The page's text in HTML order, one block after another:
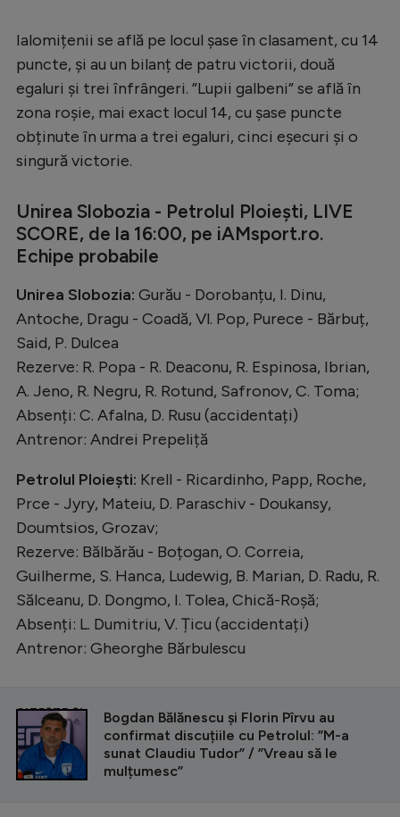
Ialomițenii se află pe locul șase în clasament, cu 14
puncte, și au un bilanț de patru victorii, două
egaluri și trei înfrângeri. ”Lupii galbeni” se află în
zona roșie, mai exact locul 14, cu șase puncte
obținute în urma a trei egaluri, cinci eșecuri și o
singură victorie.
Unirea Slobozia - Petrolul Ploiești, LIVE
SCORE, de la 16:00, pe iAMsport.ro.
Echipe probabile
Unirea Slobozia: Gurău - Dorobanțu, I. Dinu,
Antoche, Dragu - Coadă, Vl. Pop, Purece - Bărbuț,
Said, P. Dulcea
Rezerve: R. Popa - R. Deaconu, R. Espinosa, Ibrian,
A. Jeno, R. Negru, R. Rotund, Safronov, C. Toma;
Absenți: C. Afalna, D. Rusu (accidentați)
Antrenor: Andrei Prepeliță
Petrolul Ploiești: Krell - Ricardinho, Papp, Roche,
Prce - Jyry, Mateiu, D. Paraschiv - Doukansy,
Doumtsios, Grozav;
Rezerve: Bălbărău - Boțogan, O. Correia,
Guilherme, S. Hanca, Ludewig, B. Marian, D. Radu, R.
Sălceanu, D. Dongmo, I. Tolea, Chică-Roșă;
Absenți: L. Dumitriu, V. Țicu (accidentați)
Antrenor: Gheorghe Bărbulescu
CITEȘTE ȘI
Bogdan Bălănescu și Florin Pîrvu au
confirmat discuțiile cu Petrolul: ”M-a
sunat Claudiu Tudor” / ”Vreau să le
mulțumesc”